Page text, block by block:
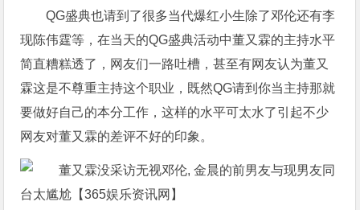
QG盛典也请到了很多当代爆红小生除了邓伦还有李
现陈伟霆等，在当天的QG盛典活动中董又霖的主持水平
简直糟糕透了，网友们一路吐槽，甚至有网友认为董又
霖这是不尊重主持这个职业，既然QG请到你当主持那就
要做好自己的本分工作，这样的水平可太水了引起不少
网友对董又霖的差评不好的印象。